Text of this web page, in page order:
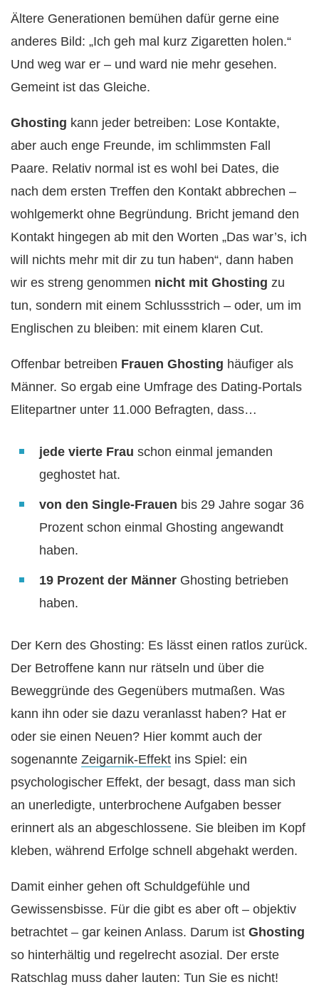
Ältere Generationen bemühen dafür gerne eine
anderes Bild: „Ich geh mal kurz Zigaretten holen.“
Und weg war er – und ward nie mehr gesehen.
Gemeint ist das Gleiche.
Ghosting kann jeder betreiben: Lose Kontakte,
aber auch enge Freunde, im schlimmsten Fall
Paare. Relativ normal ist es wohl bei Dates, die
nach dem ersten Treffen den Kontakt abbrechen –
wohlgemerkt ohne Begründung. Bricht jemand den
Kontakt hingegen ab mit den Worten „Das war’s, ich
will nichts mehr mit dir zu tun haben“, dann haben
wir es streng genommen nicht mit Ghosting zu
tun, sondern mit einem Schlussstrich – oder, um im
Englischen zu bleiben: mit einem klaren Cut.
Offenbar betreiben Frauen Ghosting häufiger als
Männer. So ergab eine Umfrage des Dating-Portals
Elitepartner unter 11.000 Befragten, dass…
jede vierte Frau schon einmal jemanden
geghostet hat.
von den Single-Frauen bis 29 Jahre sogar 36
Prozent schon einmal Ghosting angewandt
haben.
19 Prozent der Männer Ghosting betrieben
haben.
Der Kern des Ghosting: Es lässt einen ratlos zurück.
Der Betroffene kann nur rätseln und über die
Beweggründe des Gegenübers mutmaßen. Was
kann ihn oder sie dazu veranlasst haben? Hat er
oder sie einen Neuen? Hier kommt auch der
sogenannte Zeigarnik-Effekt ins Spiel: ein
psychologischer Effekt, der besagt, dass man sich
an unerledigte, unterbrochene Aufgaben besser
erinnert als an abgeschlossene. Sie bleiben im Kopf
kleben, während Erfolge schnell abgehakt werden.
Damit einher gehen oft Schuldgefühle und
Gewissensbisse. Für die gibt es aber oft – objektiv
betrachtet – gar keinen Anlass. Darum ist Ghosting
so hinterhältig und regelrecht asozial. Der erste
Ratschlag muss daher lauten: Tun Sie es nicht!